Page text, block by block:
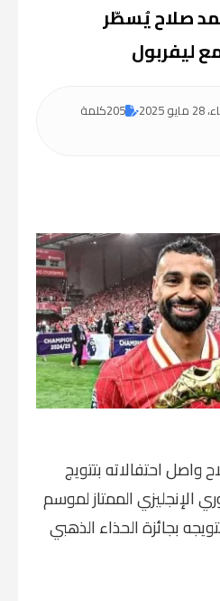
صلاح يُسطّر
ليفربول
2025
205كلمة
احتفالاته بتتويج
الإنجليزي الممتاز لموسم
تتويجه بجائزة الحذاء الذهبي